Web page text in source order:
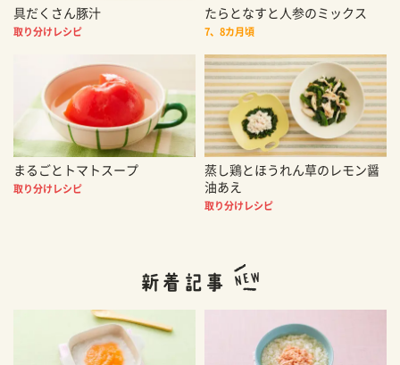
具だくさん豚汁
取り分けレシピ
たらとなすと人参のミックス
7、8カ月頃
まるごとトマトスープ
取り分けレシピ
蒸し鶏とほうれん草のレモン醤
油あえ
取り分けレシピ